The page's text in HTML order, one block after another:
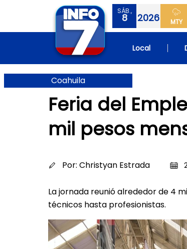
SÁB.,
8 2026 MTY
Local
Coahuila
Feria del
mil pesos
Por: Christyan Estrada
La jornada reunió alrededor de 4
técnicos hasta profesionistas.